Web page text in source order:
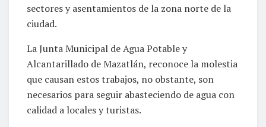
sectores y asentamientos de la zona norte de la
ciudad.
La Junta Municipal de Agua Potable y
Alcantarillado de Mazatlán, reconoce la molestia
que causan estos trabajos, no obstante, son
necesarios para seguir abasteciendo de agua con
calidad a locales y turistas.